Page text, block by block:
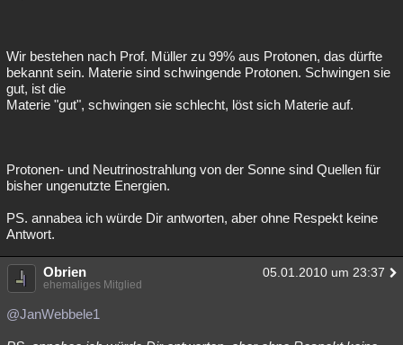
Wir bestehen nach Prof. Müller zu 99% aus Protonen, das dürfte
bekannt sein. Materie sind schwingende Protonen. Schwingen sie
gut, ist die
Materie "gut", schwingen sie schlecht, löst sich Materie auf.
Protonen- und Neutrinostrahlung von der Sonne sind Quellen für
bisher ungenutzte Energien.
PS. annabea ich würde Dir antworten, aber ohne Respekt keine
Antwort.
Obrien 05.01.2010 um 23:37
ehemaliges Mitglied
@JanWebbele1